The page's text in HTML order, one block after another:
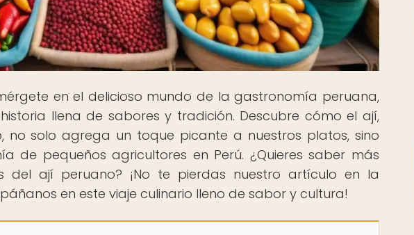
en el delicioso mundo de la gastronomía peruana,
llena de sabores y tradición. Descubre cómo el ají,
no solo agrega un toque picante a nuestros platos, sino
de pequeños agricultores en Perú. ¿Quieres saber más
del ají peruano? ¡No te pierdas nuestro artículo en la
en este viaje culinario lleno de sabor y cultura!